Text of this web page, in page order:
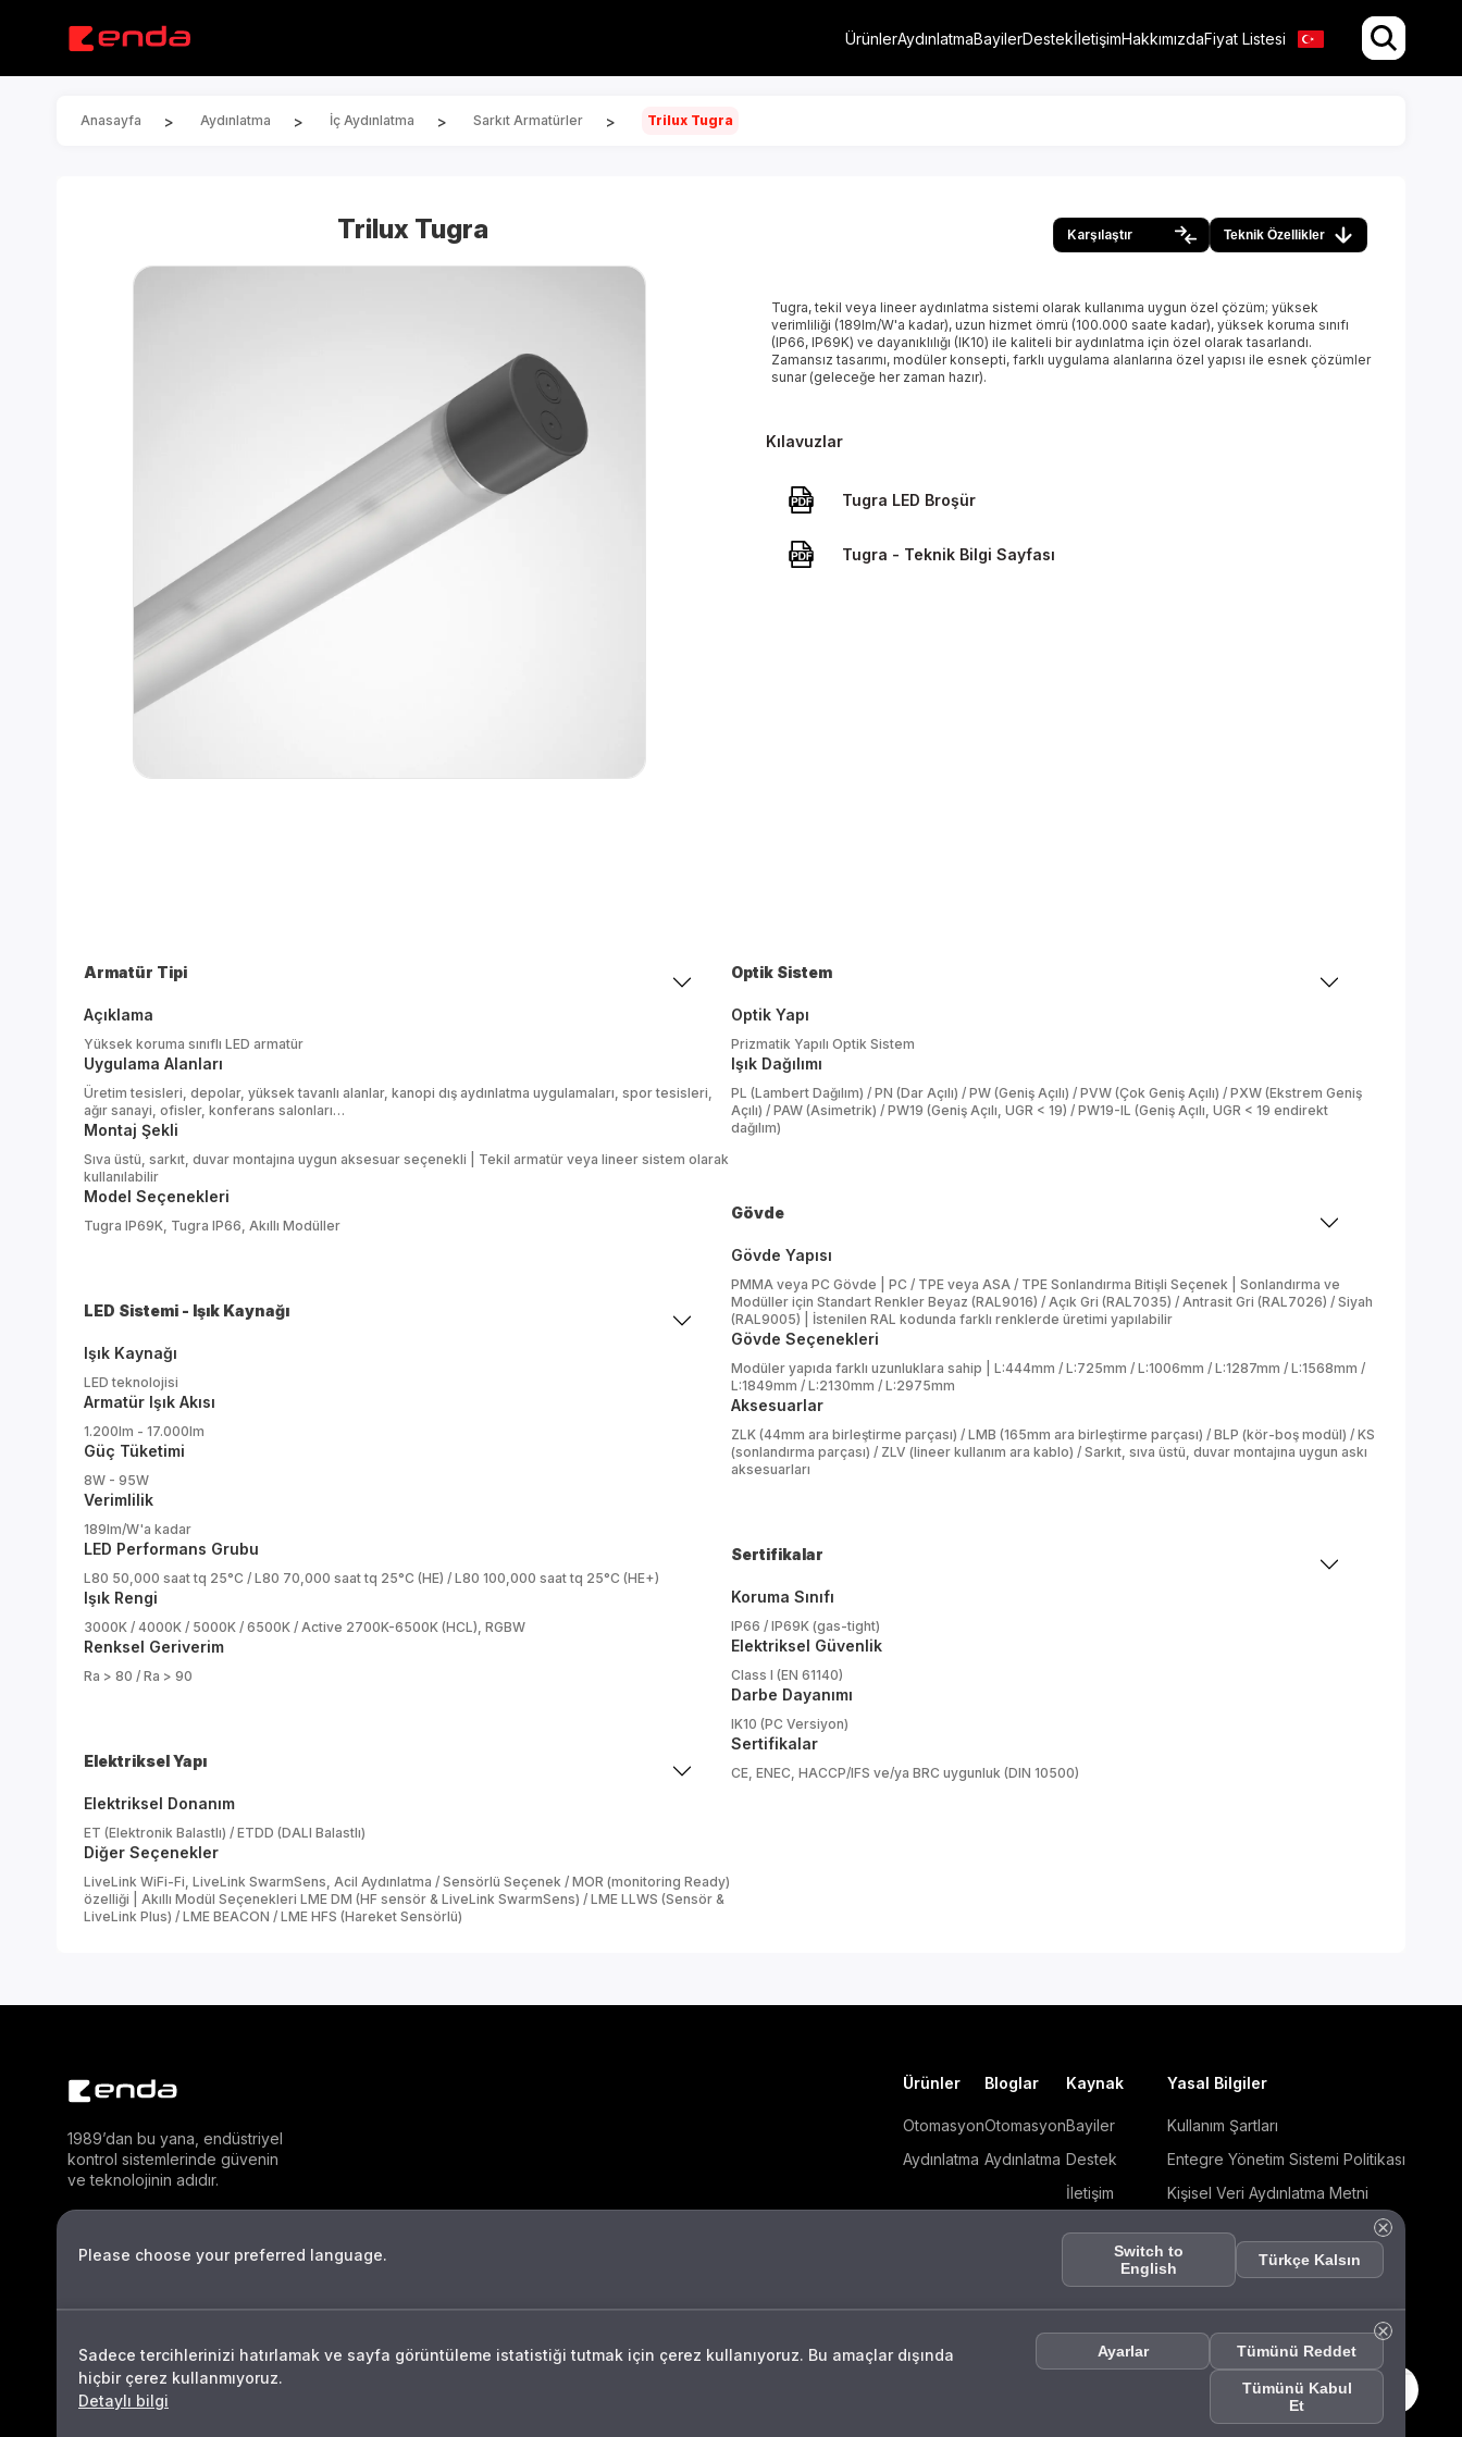
ÜrünlerAydınlatmaBayilerDestekİletişimHakkımızdaFiyat Listesi
Anasayfa > Aydınlatma > İç Aydınlatma > Sarkıt Armatürler > Trilux Tugra
Trilux Tugra Karşılaştır Teknik Özellikler
Tugra, tekil veya lineer aydınlatma sistemi olarak kullanıma uygun özel çözüm; yüksek
verimliliği (189lm/W'a kadar), uzun hizmet ömrü (100.000 saate kadar), yüksek koruma sınıfı
(IP66, IP69K) ve dayanıklılığı (IK10) ile kaliteli bir aydınlatma için özel olarak tasarlandı.
Zamansız tasarımı, modüler konsepti, farklı uygulama alanlarına özel yapısı ile esnek çözümler
sunar (geleceğe her zaman hazır).
Kılavuzlar
Tugra LED Broşür
Tugra - Teknik Bilgi Sayfası
Armatür Tipi
Açıklama
Yüksek koruma sınıflı LED armatür
Uygulama Alanları
Üretim tesisleri, depolar, yüksek tavanlı alanlar, kanopi dış aydınlatma uygulamaları, spor tesisleri,
ağır sanayi, ofisler, konferans salonları…
Montaj Şekli
Sıva üstü, sarkıt, duvar montajına uygun aksesuar seçenekli | Tekil armatür veya lineer sistem olarak
kullanılabilir
Model Seçenekleri
Tugra IP69K, Tugra IP66, Akıllı Modüller
LED Sistemi - Işık Kaynağı
Işık Kaynağı
LED teknolojisi
Armatür Işık Akısı
1.200lm - 17.000lm
Güç Tüketimi
8W - 95W
Verimlilik
189lm/W'a kadar
LED Performans Grubu
L80 50,000 saat tq 25°C / L80 70,000 saat tq 25°C (HE) / L80 100,000 saat tq 25°C (HE+)
Işık Rengi
3000K / 4000K / 5000K / 6500K / Active 2700K-6500K (HCL), RGBW
Renksel Geriverim
Ra > 80 / Ra > 90
Elektriksel Yapı
Elektriksel Donanım
ET (Elektronik Balastlı) / ETDD (DALI Balastlı)
Diğer Seçenekler
LiveLink WiFi-Fi, LiveLink SwarmSens, Acil Aydınlatma / Sensörlü Seçenek / MOR (monitoring Ready)
özelliği | Akıllı Modül Seçenekleri LME DM (HF sensör & LiveLink SwarmSens) / LME LLWS (Sensör &
LiveLink Plus) / LME BEACON / LME HFS (Hareket Sensörlü)
Optik Sistem
Optik Yapı
Prizmatik Yapılı Optik Sistem
Işık Dağılımı
PL (Lambert Dağılım) / PN (Dar Açılı) / PW (Geniş Açılı) / PVW (Çok Geniş Açılı) / PXW (Ekstrem Geniş
Açılı) / PAW (Asimetrik) / PW19 (Geniş Açılı, UGR < 19) / PW19-IL (Geniş Açılı, UGR < 19 endirekt
dağılım)
Gövde
Gövde Yapısı
PMMA veya PC Gövde | PC / TPE veya ASA / TPE Sonlandırma Bitişli Seçenek | Sonlandırma ve
Modüller için Standart Renkler Beyaz (RAL9016) / Açık Gri (RAL7035) / Antrasit Gri (RAL7026) / Siyah
(RAL9005) | İstenilen RAL kodunda farklı renklerde üretimi yapılabilir
Gövde Seçenekleri
Modüler yapıda farklı uzunluklara sahip | L:444mm / L:725mm / L:1006mm / L:1287mm / L:1568mm /
L:1849mm / L:2130mm / L:2975mm
Aksesuarlar
ZLK (44mm ara birleştirme parçası) / LMB (165mm ara birleştirme parçası) / BLP (kör-boş modül) / KS
(sonlandırma parçası) / ZLV (lineer kullanım ara kablo) / Sarkıt, sıva üstü, duvar montajına uygun askı
aksesuarları
Sertifikalar
Koruma Sınıfı
IP66 / IP69K (gas-tight)
Elektriksel Güvenlik
Class I (EN 61140)
Darbe Dayanımı
IK10 (PC Versiyon)
Sertifikalar
CE, ENEC, HACCP/IFS ve/ya BRC uygunluk (DIN 10500)
1989’dan bu yana, endüstriyel
kontrol sistemlerinde güvenin
ve teknolojinin adıdır.
Ürünler
Otomasyon
Aydınlatma
Bloglar
Otomasyon
Aydınlatma
Kaynak
Bayiler
Destek
İletişim
Fiyat Listesi
Yasal Bilgiler
Kullanım Şartları
Entegre Yönetim Sistemi Politikası
Kişisel Veri Aydınlatma Metni
Bilgi Güvenliği Politikası
English
ENDA
Asistanı
Please choose your preferred language.
Switch to
English
Türkçe Kalsın
Sadece tercihlerinizi hatırlamak ve sayfa görüntüleme istatistiği tutmak için çerez kullanıyoruz. Bu amaçlar dışında
hiçbir çerez kullanmıyoruz.
Detaylı bilgi
Ayarlar Tümünü Reddet
Tümünü Kabul
Et